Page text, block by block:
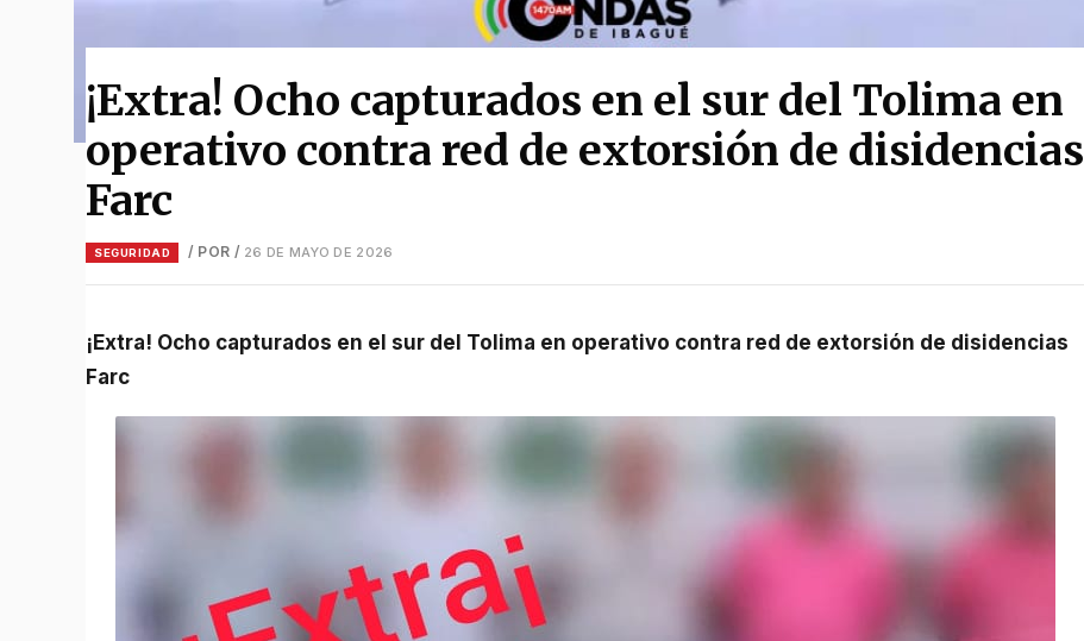
¡Extra! Ocho capturados en el sur del Tolima en
operativo contra red de extorsión de disidencias
Farc
SEGURIDAD / POR / 26 DE MAYO DE 2026
¡Extra! Ocho capturados en el sur del Tolima en operativo contra red de extorsión de disidencias
Farc